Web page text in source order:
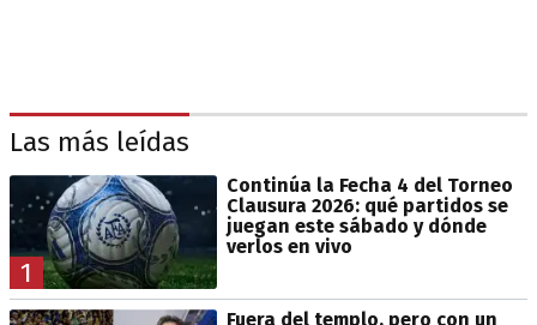
Las más leídas
1
Continúa la Fecha 4 del Torneo
Clausura 2026: qué partidos se
juegan este sábado y dónde
verlos en vivo
Fuera del templo, pero con un